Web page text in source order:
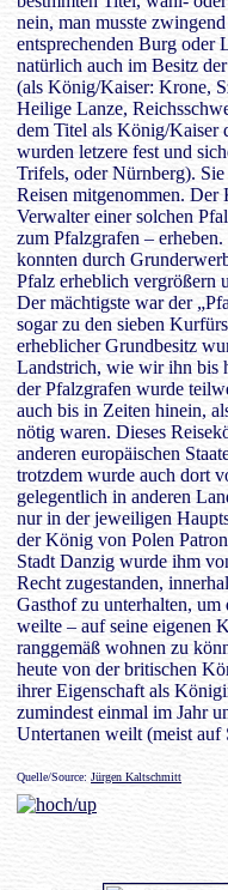
nein, man musste
entsprechenden Burg oder
natürlich auch im Besitz
(als König/Kaiser: Krone,
Heilige Lanze,
dem Titel als König/Kaiser
wurden letzere fest und
Trifels, oder Nürnberg).
Reisen mitgenommen.
Verwalter einer solchen
zum Pfalzgrafen –
konnten durch
Pfalz erheblich vergrößern
Der mächtigste war der
sogar zu den sieben
erheblicher Grundbesitz
Landstrich, wie wir ihn bis
der Pfalzgrafen wurde
auch bis in Zeiten hinein,
nötig waren. Dieses
anderen europäischen
trotzdem wurde auch dort
gelegentlich in anderen
nur in der jeweiligen
der König von Polen
Stadt Danzig wurde ihm
Recht zugestanden,
Gasthof zu unterhalten,
weilte – auf seine eigenen
ranggemäß wohnen zu
heute von der britischen
ihrer Eigenschaft als
zumindest einmal im Jahr
Untertanen weilt (meist auf
Quelle/Source: Jürgen Kaltschmitt